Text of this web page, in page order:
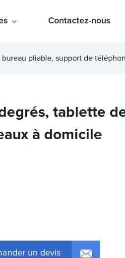
Contactez-nous
pliable, support de
tablette
à domicile
un devis